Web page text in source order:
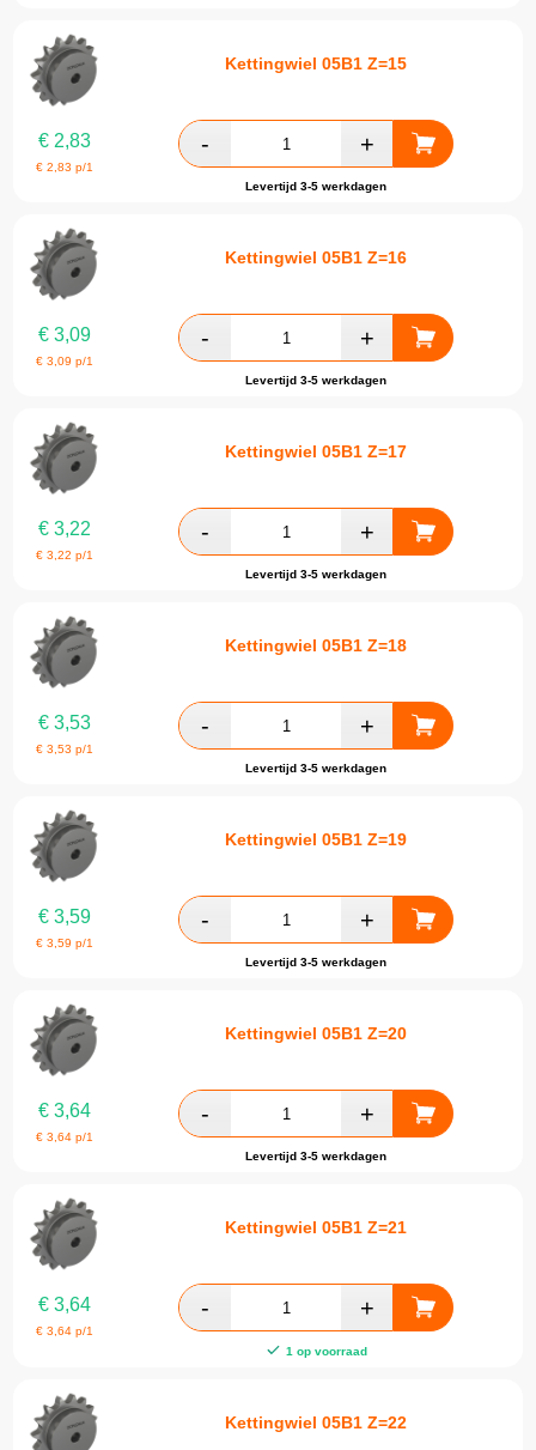
Kettingwiel 05B1 Z=15
€ 2,83
€2,83 p/1
Levertijd 3-5 werkdagen
Kettingwiel 05B1 Z=16
€ 3,09
€3,09 p/1
Levertijd 3-5 werkdagen
Kettingwiel 05B1 Z=17
€ 3,22
€3,22 p/1
Levertijd 3-5 werkdagen
Kettingwiel 05B1 Z=18
€ 3,53
€3,53 p/1
Levertijd 3-5 werkdagen
Kettingwiel 05B1 Z=19
€ 3,59
€3,59 p/1
Levertijd 3-5 werkdagen
Kettingwiel 05B1 Z=20
€ 3,64
€3,64 p/1
Levertijd 3-5 werkdagen
Kettingwiel 05B1 Z=21
€ 3,64
€3,64 p/1
1 op voorraad
Kettingwiel 05B1 Z=22